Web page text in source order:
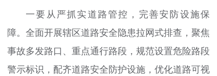
一要从严抓实道路管控，完善安防设施保
障。全面开展辖区道路安全隐患拉网式排查，聚焦
事故多发路口、重点通行路段，规范设置危险路段
警示标识，配齐道路安全防护设施，优化道路可视